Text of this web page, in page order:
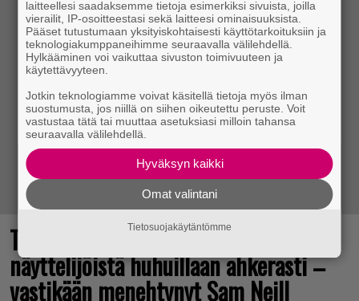
The Legend of Zelda -elokuvan
näyttelijöistä huhuillaan ahkerasti –
vastikään menehtynyt Sam Neill
laitteellesi saadaksemme tietoja esimerkiksi sivuista, joilla
vierailit, IP-osoitteestasi sekä laitteesi ominaisuuksista.
Pääset tutustumaan yksityiskohtaisesti käyttötarkoituksiin ja
teknologiakumppaneihimme seuraavalla välilehdellä.
Hylkääminen voi vaikuttaa sivuston toimivuuteen ja
käytettävyyteen.
Jotkin teknologiamme voivat käsitellä tietoja myös ilman
suostumusta, jos niillä on siihen oikeutettu peruste. Voit
vastustaa tätä tai muuttaa asetuksiasi milloin tahansa
seuraavalla välilehdellä.
Hyväksyn kaikki
Omat valintani
Tietosuojakäytäntömme